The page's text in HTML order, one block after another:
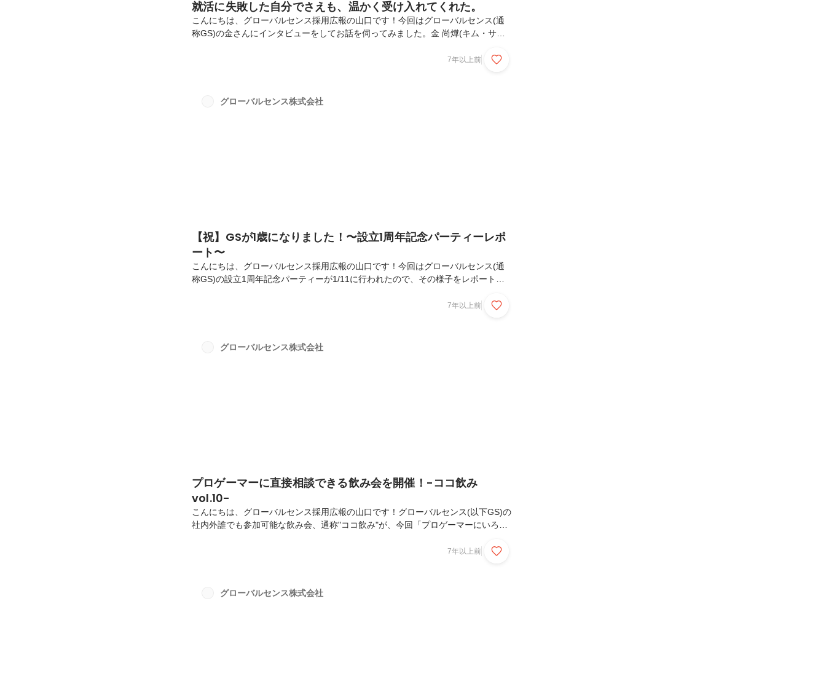
就活に失敗した自分でさえも、温かく受け入れてくれた。
こんにちは、グローバルセンス採用広報の山口です！今回はグローバルセンス(通
称GS)の金さんにインタビューをしてお話を伺ってみました。金 尚燁(キム・サン
資格を獲得できたため、さらに難しいJavaGoldの取得に向けて奮闘中。趣味は音
大学時代の友人で、「いまGSで働いてるよ」って教えてもらったのがきっかけで
7年以上前
グローバルセンス株式会社
【祝】GSが1歳になりました！〜設立1周年記念パーティーレポ
ート〜
こんにちは、グローバルセンス採用広報の山口です！今回はグローバルセンス(通
称GS)の設立1周年記念パーティーが1/11に行われたので、その様子をレポートし
「ココ飲み」でも毎回お料理に凝っているGSですが、今日は1周年のお祝いという
て何という名前でしたっけ...いくら？」といつも通りのハイセンスさで、テーブル
7年以上前
グローバルセンス株式会社
プロゲーマーに直接相談できる飲み会を開催！-ココ飲み
vol.10-
こんにちは、グローバルセンス採用広報の山口です！グローバルセンス(以下GS)の
社内外誰でも参加可能な飲み会、通称"ココ飲み"が、今回「プロゲーマーにいろん
その具体的な様子をお届けしていきます！プロゲーマーが大好きな食べ物がテーブ
う数品ほど手作り料理を振る舞いました！あまり普段はキッチンに立たないとのこ
7年以上前
グローバルセンス株式会社